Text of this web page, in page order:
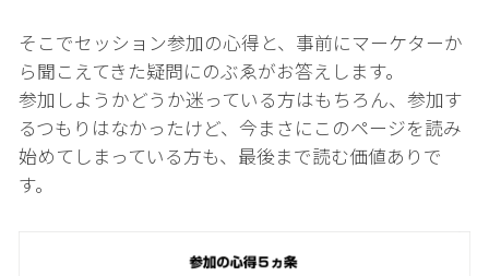
そこでセッション参加の心得と、事前にマーケターか
ら聞こえてきた疑問にのぶゑがお答えします。
参加しようかどうか迷っている方はもちろん、参加す
るつもりはなかったけど、今まさにこのページを読み
始めてしまっている方も、最後まで読む価値ありで
す。